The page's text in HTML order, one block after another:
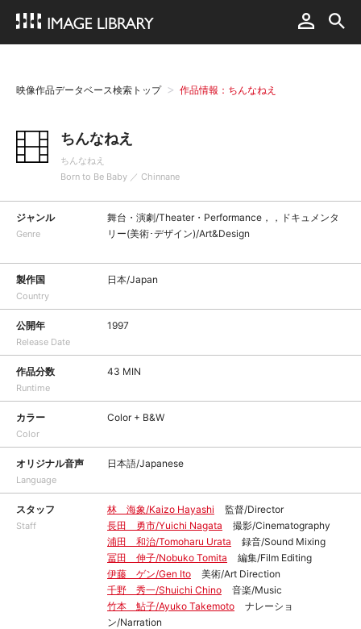
映像作品データベース検索トップ 作品情報：ちんなねえ
ちんなねえ
ちんなねえ
Born to Be Baby ／ Chinnane
ジャンル
Genre
舞台・演劇/Theater・Performance，，ドキュメンタ
リー(美術･デザイン)/Art&Design
製作国
Country
日本/Japan
公開年
Release Date
1997
作品分数
Runtime
43 MIN
カラー
Color
Color + B&W
オリジナル音声
Language
日本語/Japanese
スタッフ
Staff
林 海象/Kaizo Hayashi
監督/Director
長田 勇市/Yuichi Nagata
撮影/Cinematography
浦田 和治/Tomoharu Urata
録音/Sound Mixing
冨田 伸子/Nobuko Tomita
編集/Film Editing
伊藤 ゲン/Gen Ito
美術/Art Direction
千野 秀一/Shuichi Chino
音楽/Music
竹本 鮎子/Ayuko Takemoto
ナレーショ
ン/Narration